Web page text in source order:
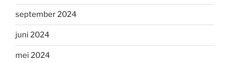
september 2024
juni 2024
mei 2024